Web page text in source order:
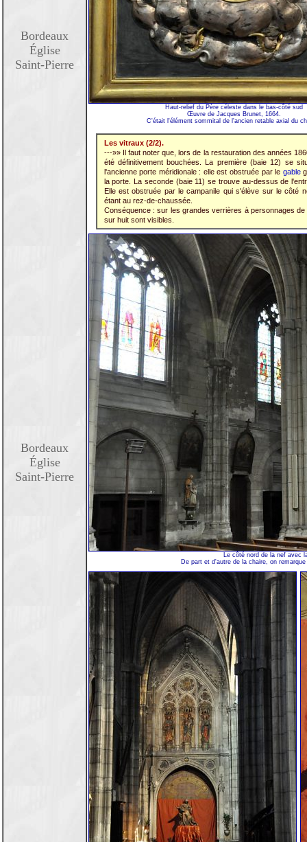
Bordeaux
Église
Saint-Pierre
Bordeaux
Église
Saint-Pierre
Haut-relief du Père céleste dans le bas-côté sud
Œuvre de Jacques Brunet, 1664.
C'était l'élément sommital de l'ancien retable axial du
Les vitraux (2/2).
---»» Il faut noter que, lors de la restauration des années
été définitivement bouchées. La première (baie 12) se
l'ancienne porte méridionale : elle est obstruée par le gable
la porte. La seconde (baie 11) se trouve au-dessus de
Elle est obstruée par le campanile qui s'élève sur le côté
étant au rez-de-chaussée.
Conséquence : sur les grandes verrières à personnages
sur huit sont visibles.
Le côté nord de la nef avec
De part et d'autre de la chaire, on